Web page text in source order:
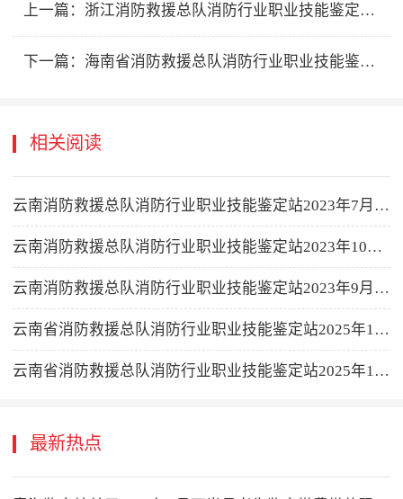
上一篇： 浙江消防救援总队消防行业职业技能鉴定站2026年5月第二批次消防设施操作员职业技能鉴定公告
下一篇： 海南省消防救援总队消防行业职业技能鉴定站2026年5月下半月消防设施操作员职业技能鉴定公告
相关阅读
云南消防救援总队消防行业职业技能鉴定站2023年7月消防设施操作员职业技能鉴定公告
云南消防救援总队消防行业职业技能鉴定站2023年10月消防设施操作员职业技能鉴定公告
云南消防救援总队消防行业职业技能鉴定站2023年9月消防设施操作员职业技能鉴定公告
云南省消防救援总队消防行业职业技能鉴定站2025年11月下半月消防设施操作员职业技能鉴定公告
云南省消防救援总队消防行业职业技能鉴定站2025年10月下半月消防设施操作员职业技能鉴定公告
最新热点